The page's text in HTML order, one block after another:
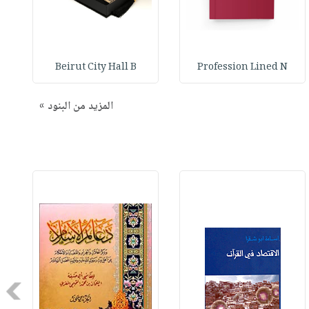
Profession Lined N
Beirut City Hall B
المزيد من البنود »